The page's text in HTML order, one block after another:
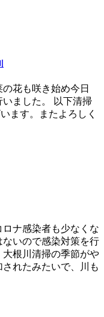
花も咲き始め今日
ました。 以下清掃
ます。またよろしく
ナ感染者も少なくな
いので感染対策を行
根川清掃の季節がや
れたみたいで、川も